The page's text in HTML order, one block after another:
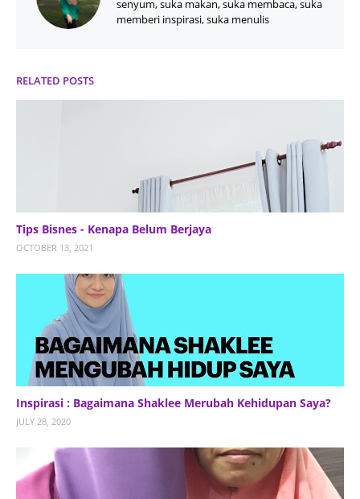
senyum, suka makan, suka membaca, suka
memberi inspirasi, suka menulis
RELATED POSTS
Tips Bisnes - Kenapa Belum Berjaya
OCTOBER 13, 2021
Inspirasi : Bagaimana Shaklee Merubah Kehidupan Saya?
JULY 28, 2020